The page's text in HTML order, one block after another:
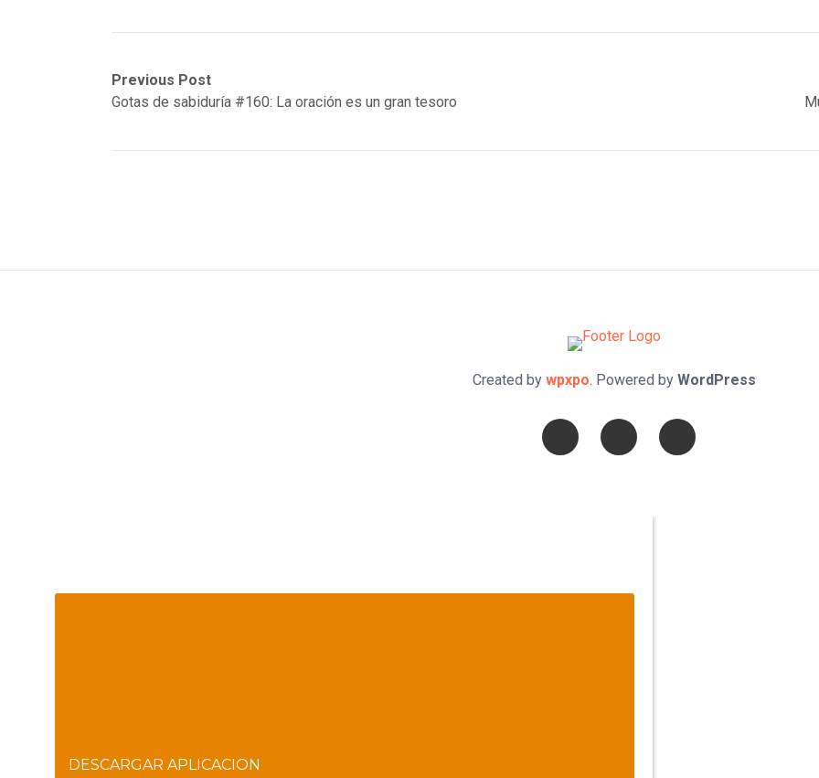
Previous Post
Gotas de sabiduría #160: La oración es un gran tesoro
Created by wpxpo. Powered by WordPress
DESCARGAR APLICACION